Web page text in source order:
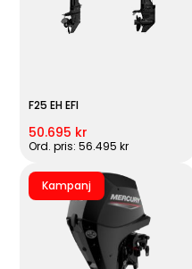
F25 EH EFI
50.695 kr
Ord. pris: 56.495 kr
Kampanj